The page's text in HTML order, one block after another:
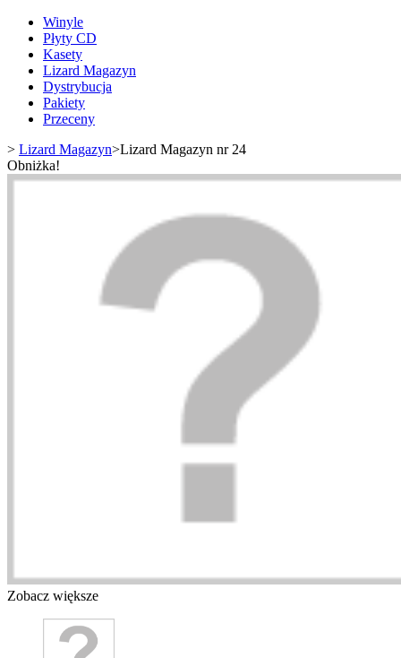
Winyle
Płyty CD
Kasety
Lizard Magazyn
Dystrybucja
Pakiety
Przeceny
> Lizard Magazyn>Lizard Magazyn nr 24
Obniżka!
Zobacz większe